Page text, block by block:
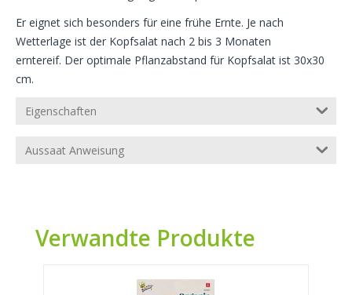
Er eignet sich besonders für eine frühe Ernte. Je nach
Wetterlage ist der Kopfsalat nach 2 bis 3 Monaten
erntereif. Der optimale Pflanzabstand für Kopfsalat ist 30x30
cm.
Eigenschaften
Aussaat Anweisung
Verwandte Produkte